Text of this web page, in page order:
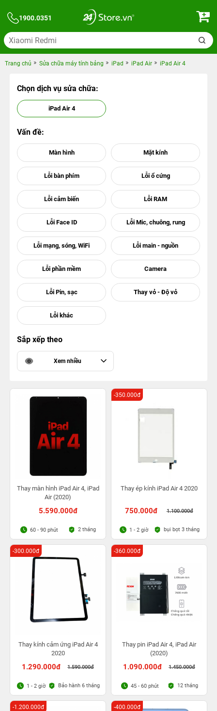
1900.0351
Trang chủ Sửa chữa máy tính bảng iPad iPad Air iPad Air 4
Chọn dịch vụ sửa chữa:
iPad Air 4
Vấn đề:
Sắp xếp theo
Xem nhiều
Thay màn hình iPad Air 4, iPad
Air (2020)
5.590.000đ
60 - 90 phút 2 tháng
Thay ép kính iPad Air 4 2020
750.000đ 1.100.000đ
-350.000đ
1 - 2 giờ bụi bọt 3 tháng
Thay kính cảm ứng iPad Air 4
2020
1.290.000đ 1.590.000đ
-300.000đ
1 - 2 giờ Bảo hành 6 tháng
Thay pin iPad Air 4, iPad Air
(2020)
1.090.000đ 1.450.000đ
-360.000đ
45 - 60 phút 12 tháng
-1.200.000đ -400.000đ